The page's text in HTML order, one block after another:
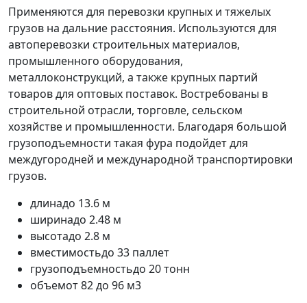
Применяются для перевозки крупных и тяжелых
грузов на дальние расстояния. Используются для
автоперевозки строительных материалов,
промышленного оборудования,
металлоконструкций, а также крупных партий
товаров для оптовых поставок. Востребованы в
строительной отрасли, торговле, сельском
хозяйстве и промышленности. Благодаря большой
грузоподъемности такая фура подойдет для
междугородней и международной транспортировки
грузов.
длинадо 13.6 м
ширинадо 2.48 м
высотадо 2.8 м
вместимостьдо 33 паллет
грузоподъемностьдо 20 тонн
объемот 82 до 96 м3